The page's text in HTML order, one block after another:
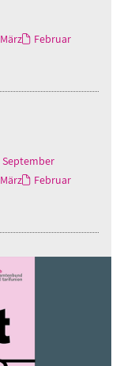
März
Februar
September
März
Februar